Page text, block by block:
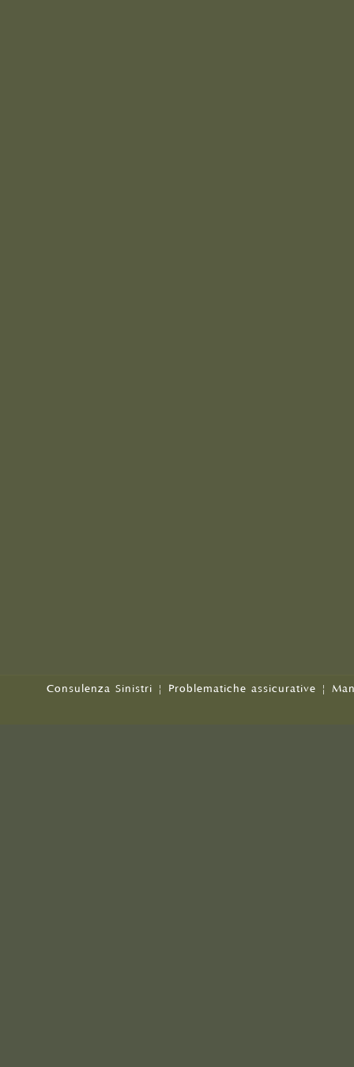
Consulenza Sinistri | Problematiche assicurative |